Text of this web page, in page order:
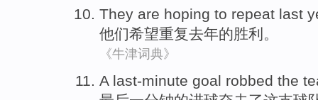
They are hoping to repeat last
他们希望重复去年的胜利 。
《牛津词典》
A last-minute goal robbed the